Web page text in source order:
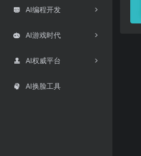
 AI编程开发
 AI游戏时代
 AI权威平台
 AI换脸工具